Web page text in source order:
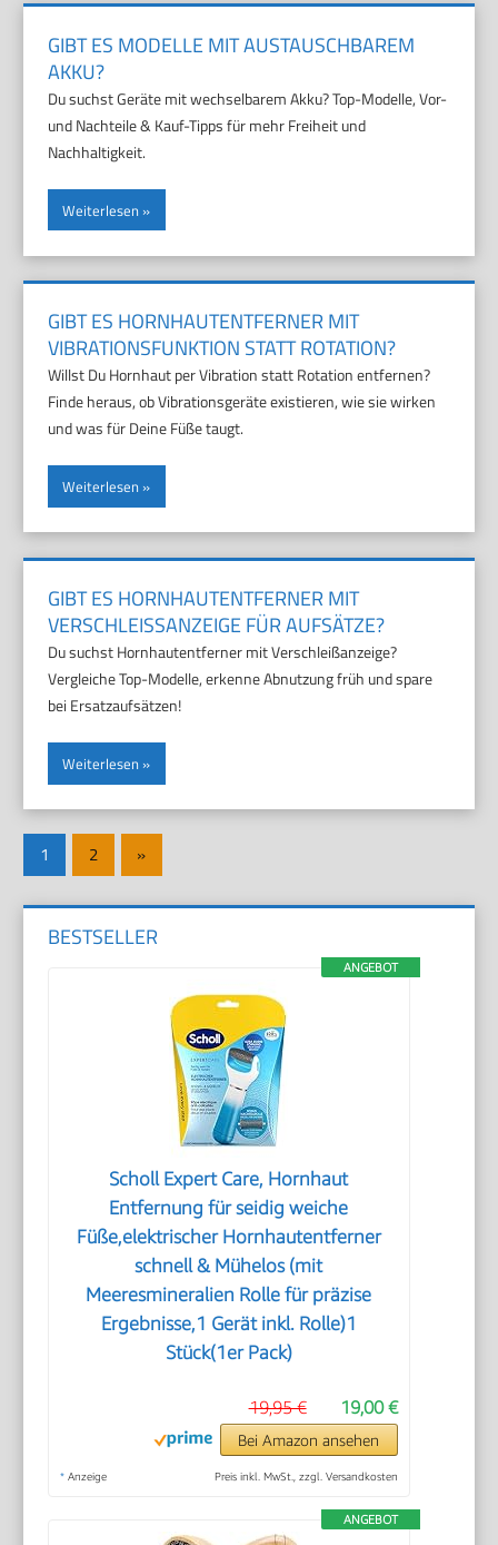
GIBT ES MODELLE MIT AUSTAUSCHBAREM
AKKU?
Du suchst Geräte mit wechselbarem Akku? Top-Modelle, Vor-
und Nachteile & Kauf-Tipps für mehr Freiheit und
Nachhaltigkeit.
Weiterlesen
GIBT ES HORNHAUTENTFERNER MIT
VIBRATIONSFUNKTION STATT ROTATION?
Willst Du Hornhaut per Vibration statt Rotation entfernen?
Finde heraus, ob Vibrationsgeräte existieren, wie sie wirken
und was für Deine Füße taugt.
Weiterlesen
GIBT ES HORNHAUTENTFERNER MIT
VERSCHLEISSANZEIGE FÜR AUFSÄTZE?
Du suchst Hornhautentferner mit Verschleißanzeige?
Vergleiche Top-Modelle, erkenne Abnutzung früh und spare
bei Ersatzaufsätzen!
Weiterlesen
Seitennummerierung
der
Beiträge
1 2
Nächste
Beiträge
»
BESTSELLER
ANGEBOT
Scholl Expert Care, Hornhaut
Entfernung für seidig weiche
Füße,elektrischer Hornhautentferner
schnell & Mühelos (mit
Meeresmineralien Rolle für präzise
Ergebnisse,1 Gerät inkl. Rolle)1
Stück(1er Pack)
19,00 €
19,95 €
Bei Amazon ansehen
* Anzeige Preis inkl. MwSt., zzgl. Versandkosten
ANGEBOT